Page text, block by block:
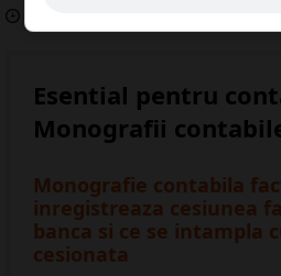
Esential pentru
Monografii
Monografie contabila
inregistreaza cesiunea
banca si ce se intampla
cesionata